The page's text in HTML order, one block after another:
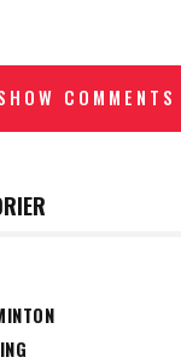
COMMENTS